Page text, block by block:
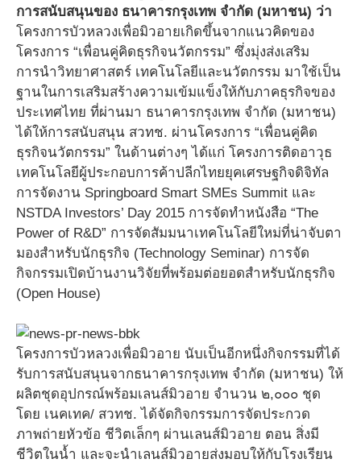
การสนับสนุนของ ธนาคารกรุงเทพ จำกัด (มหาชน) ว่า
โครงการบัวหลวงเพื่อมิวอายเกิดขึ้นจากแนวคิดของ
โครงการ “เพื่อนคู่คิดธุรกิจนวัตกรรม” ซึ่งมุ่งส่งเสริม
การนำวิทยาศาสตร์ เทคโนโลยีและนวัตกรรม มาใช้เป็น
ฐานในการเสริมสร้างความเข้มแข็งให้กับภาคธุรกิจของ
ประเทศไทย ที่ผ่านมา ธนาคารกรุงเทพ จำกัด (มหาชน)
ได้ให้การสนับสนุน สวทช. ผ่านโครงการ “เพื่อนคู่คิด
ธุรกิจนวัตกรรม” ในด้านต่างๆ ได้แก่ โครงการติดอาวุธ
เทคโนโลยีผู้ประกอบการค้าปลีกไทยยุคเศรษฐกิจดิจิทัล
การจัดงาน Springboard Smart SMEs Summit และ
NSTDA Investors’ Day 2015 การจัดทำหนังสือ “The
Power of R&D” การจัดสัมมนาเทคโนโลยีใหม่ที่น่าจับตา
มองสำหรับนักธุรกิจ (Technology Seminar) การจัด
กิจกรรมเปิดบ้านงานวิจัยที่พร้อมต่อยอดสำหรับนักธุรกิจ
(Open House)
โครงการบัวหลวงเพื่อมิวอาย นับเป็นอีกหนึ่งกิจกรรมที่ได้
รับการสนับสนุนจากธนาคารกรุงเทพ จำกัด (มหาชน) ให้
ผลิตชุดอุปกรณ์พร้อมเลนส์มิวอาย จำนวน ๒,๐๐๐ ชุด
โดย เนคเทค/ สวทช. ได้จัดกิจกรรมการจัดประกวด
ภาพถ่ายหัวข้อ ชีวิตเล็กๆ ผ่านเลนส์มิวอาย ตอน สิ่งมี
ชีวิตในน้ำ และจะนำเลนส์มิวอายส่งมอบให้กับโรงเรียน